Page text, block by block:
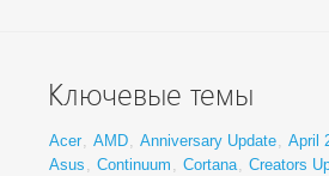
Ключевые темы
Acer, AMD, Anniversary Update, April
Asus , Continuum , Cortana, Creators